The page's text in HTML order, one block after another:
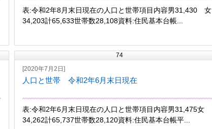
表:令和2年8月末日現在の人口と世帯項目内容男31,430 女
34,203計65,633世帯数28,108資料:住民基本台帳...
74
[2020年7月2日]
人口と世帯 令和2年6月末日現在
表:令和2年6月末日現在の人口と世帯項目内容男31,475女
34,262計65,737世帯数28,120資料:住民基本台帳平...